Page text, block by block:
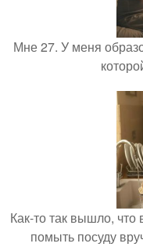
Мне 27. У меня
Как-то так вышло,
помыть посуду